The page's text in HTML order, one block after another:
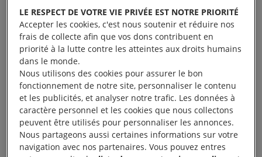
immobiliers, expulsions forcées, détentions
arbitraires, tortures, homicides illégaux…
Après quatre ans de recherche, nous affirmons que
le système de domination et d’oppression mis en
place par l’État israélien à l’encontre des
Palestiniens et des Palestiniennes constitue un
crime d’apartheid, tel que défini par le droit
international.
LE RESPECT DE VOTRE VIE PRIVÉE EST NOTRE PRIORITÉ
Accepter les cookies, c'est nous soutenir et réduire nos
frais de collecte afin que vos dons contribuent en
priorité à la lutte contre les atteintes aux droits humains
dans le monde.
Nous utilisons des cookies pour assurer le bon
fonctionnement de notre site, personnaliser le contenu
et les publicités, et analyser notre trafic. Les données à
caractère personnel et les cookies que nous collectons
peuvent être utilisés pour personnaliser les annonces.
Nous partageons aussi certaines informations sur votre
navigation avec nos partenaires. Vous pouvez entres